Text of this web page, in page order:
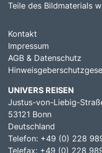
Teile des Bildmaterials
Kontakt
Impressum
AGB & Datenschutz
UNIVERS REISEN
Justus-von-Liebig-
53121 Bonn
Deutschland
Telefon: +49 (0) 228
Telefax: +49 (0) 228